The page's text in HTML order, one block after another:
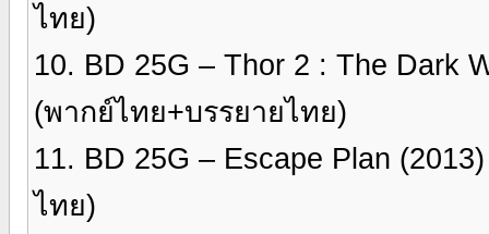
ไทย)
10. BD 25G – Thor 2 : The Dark
(พากย์ไทย+บรรยายไทย)
11. BD 25G – Escape Plan
ไทย)